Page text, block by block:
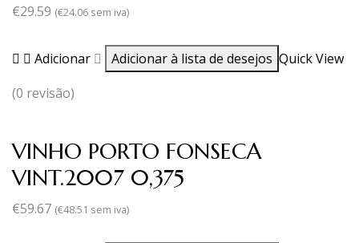
€29.59 (€24.06 sem iva)
Adicionar Adicionar à lista de desejos Quick View
(0 revisão)
VINHO PORTO FONSECA
VINT.2007 0,375
€59.67 (€48.51 sem iva)